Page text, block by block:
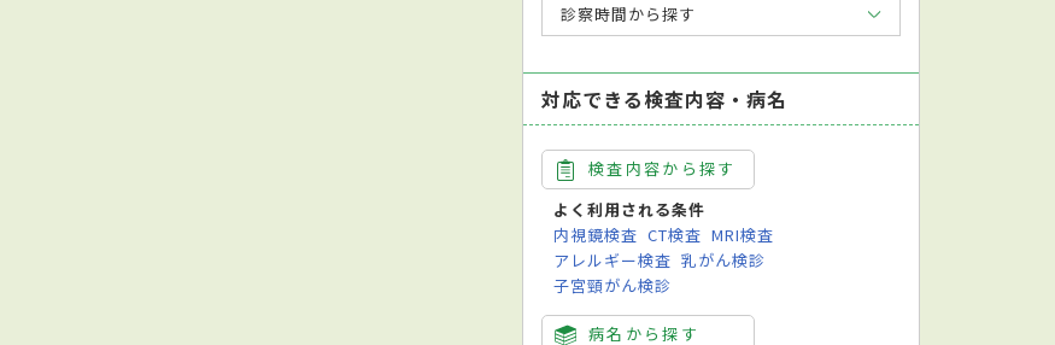
診察時間から探す
対応できる検査内容・病名
検査内容から探す
よく利用される条件
内視鏡検査 CT検査 MRI検査
アレルギー検査 乳がん検診
子宮頸がん検診
病名から探す